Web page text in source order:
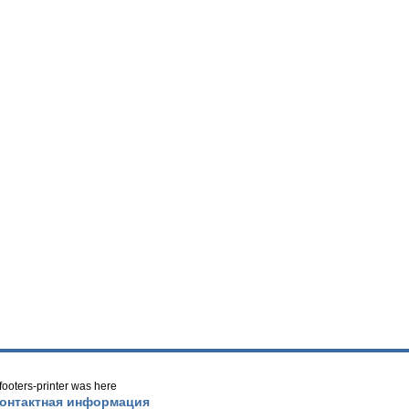
printer was here
информация